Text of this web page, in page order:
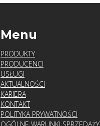
Menu
PRODUKTY
PRODUCENCI
USŁUGI
AKTUALNOŚCI
KARIERA
KONTAKT
POLITYKA PRYWATNOŚCI